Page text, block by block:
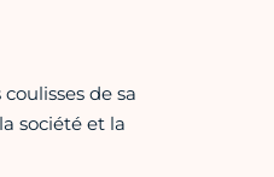
de sa
société et la